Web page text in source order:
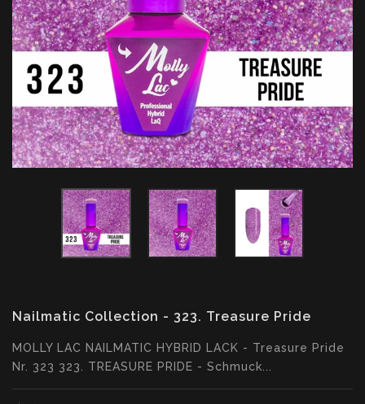
Nailmatic Collection - 323. Treasure Pride
Translation
missing:
MOLLY LAC NAILMATIC HYBRID LACK - Treasure Pride
Nr. 323 323. TREASURE PRIDE - Schmuck...